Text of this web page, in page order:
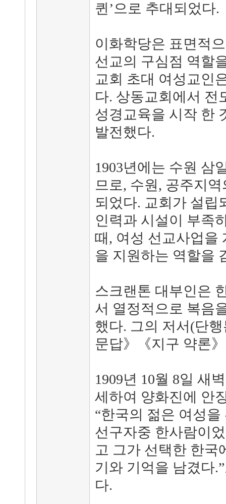
퀸’으로 추대되었다.
이화학당은 표면적
선교의 구심점 역할
교회 초대 여성교인
다. 상동교회에서 전
성경교육을 시작 한
발전했다.
1903년에는 수원 삼
므로, 수원, 공주지
되었다. 교회가 설립
인력과 시설이 부족
때, 여성 선교사업을
을 지원하는 역할을
스크랜톤 대부인은
서 열정적으로 복음
했다. 그의 저서(단
문답》《지구 약론
1909년 10월 8일 새
세하여 양화진에 안
“한국의 젊은 여성
선구자중 한사람이
고 그가 선택한 한국
기와 기억을 남겼다
다.